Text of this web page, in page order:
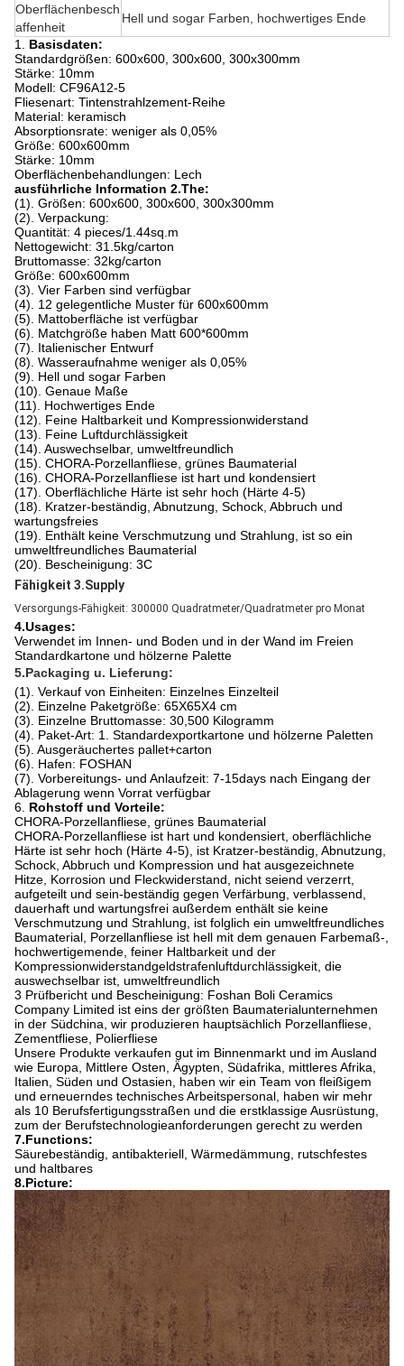
Oberflächenbesch
affenheit
Hell und sogar Farben, hochwertiges Ende
1. Basisdaten:
Standardgrößen: 600x600, 300x600, 300x300mm
Stärke: 10mm
Modell: CF96A12-5
Fliesenart: Tintenstrahlzement-Reihe
Material: keramisch
Absorptionsrate: weniger als 0,05%
Größe: 600x600mm
Stärke: 10mm
Oberflächenbehandlungen: Lech
ausführliche Information 2.The:
(1). Größen: 600x600, 300x600, 300x300mm
(2). Verpackung:
Quantität: 4 pieces/1.44sq.m
Nettogewicht: 31.5kg/carton
Bruttomasse: 32kg/carton
Größe: 600x600mm
(3). Vier Farben sind verfügbar
(4). 12 gelegentliche Muster für 600x600mm
(5). Mattoberfläche ist verfügbar
(6). Matchgröße haben Matt 600*600mm
(7). Italienischer Entwurf
(8). Wasseraufnahme weniger als 0,05%
(9). Hell und sogar Farben
(10). Genaue Maße
(11). Hochwertiges Ende
(12). Feine Haltbarkeit und Kompressionwiderstand
(13). Feine Luftdurchlässigkeit
(14). Auswechselbar, umweltfreundlich
(15). CHORA-Porzellanfliese, grünes Baumaterial
(16). CHORA-Porzellanfliese ist hart und kondensiert
(17). Oberflächliche Härte ist sehr hoch (Härte 4-5)
(18). Kratzer-beständig, Abnutzung, Schock, Abbruch und
wartungsfreies
(19). Enthält keine Verschmutzung und Strahlung, ist so ein
umweltfreundliches Baumaterial
(20). Bescheinigung: 3C
Fähigkeit 3.Supply
Versorgungs-Fähigkeit: 300000 Quadratmeter/Quadratmeter pro Monat
4.Usages:
Verwendet im Innen- und Boden und in der Wand im Freien
Standardkartone und hölzerne Palette
5.Packaging u. Lieferung:
(1). Verkauf von Einheiten: Einzelnes Einzelteil
(2). Einzelne Paketgröße: 65X65X4 cm
(3). Einzelne Bruttomasse: 30,500 Kilogramm
(4). Paket-Art: 1. Standardexportkartone und hölzerne Paletten
(5). Ausgeräuchertes pallet+carton
(6). Hafen: FOSHAN
(7). Vorbereitungs- und Anlaufzeit: 7-15days nach Eingang der
Ablagerung wenn Vorrat verfügbar
6. Rohstoff und Vorteile:
CHORA-Porzellanfliese, grünes Baumaterial
CHORA-Porzellanfliese ist hart und kondensiert, oberflächliche
Härte ist sehr hoch (Härte 4-5), ist Kratzer-beständig, Abnutzung,
Schock, Abbruch und Kompression und hat ausgezeichnete
Hitze, Korrosion und Fleckwiderstand, nicht seiend verzerrt,
aufgeteilt und sein-beständig gegen Verfärbung, verblassend,
dauerhaft und wartungsfrei außerdem enthält sie keine
Verschmutzung und Strahlung, ist folglich ein umweltfreundliches
Baumaterial, Porzellanfliese ist hell mit dem genauen Farbemaß-,
hochwertigemende, feiner Haltbarkeit und der
Kompressionwiderstandgeldstrafenluftdurchlässigkeit, die
auswechselbar ist, umweltfreundlich
3 Prüfbericht und Bescheinigung: Foshan Boli Ceramics
Company Limited ist eins der größten Baumaterialunternehmen
in der Südchina, wir produzieren hauptsächlich Porzellanfliese,
Zementfliese, Polierfliese
Unsere Produkte verkaufen gut im Binnenmarkt und im Ausland
wie Europa, Mittlere Osten, Ägypten, Südafrika, mittleres Afrika,
Italien, Süden und Ostasien, haben wir ein Team von fleißigem
und erneuerndes technisches Arbeitspersonal, haben wir mehr
als 10 Berufsfertigungsstraßen und die erstklassige Ausrüstung,
zum der Berufstechnologieanforderungen gerecht zu werden
7.Functions:
Säurebeständig, antibakteriell, Wärmedämmung, rutschfestes
und haltbares
8.Picture: